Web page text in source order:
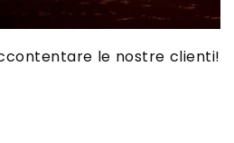
le nostre clienti!